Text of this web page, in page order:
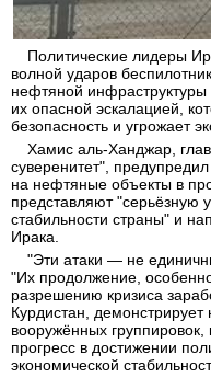
Политические лидеры
волной ударов
нефтяной инфраструктуры
их опасной эскалацией,
безопасность и угрожает
Хамис аль-Ханджар,
суверенитет",
на нефтяные объекты в
представляют "серьёзную
стабильности страны" и
Ирака.
"Эти атаки — не
"Их продолжение,
разрешению кризиса
Курдистан,
вооружённых
прогресс в достижении
экономической